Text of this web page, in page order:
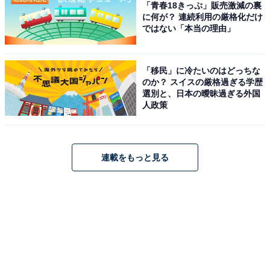
央）、専用取っ手「フィグブラウン」（写真右）も付い
てきます。バタフライガラスぶたとシールリッドは、ソ
ースパンに合うサイズです。
「青春18きっぷ」販売激減の裏
に何が？ 連続利用の厳格化だけ
ではない「本当の理由」
「移民」に冷たいのはどっちな
のか？ スイスの厳格過ぎる学歴
選別と、日本の曖昧過ぎる外国
人政策
連載をもっと見る